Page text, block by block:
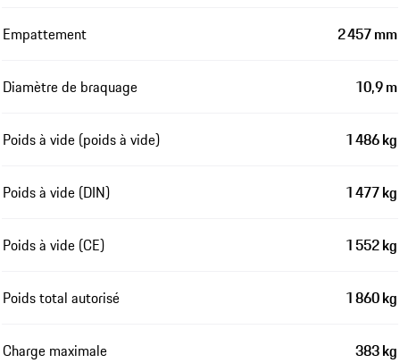
Empattement 2 457 mm
Diamètre de braquage 10,9 m
Poids à vide (poids à vide) 1 486 kg
Poids à vide (DIN) 1 477 kg
Poids à vide (CE) 1 552 kg
Poids total autorisé 1 860 kg
Charge maximale 383 kg